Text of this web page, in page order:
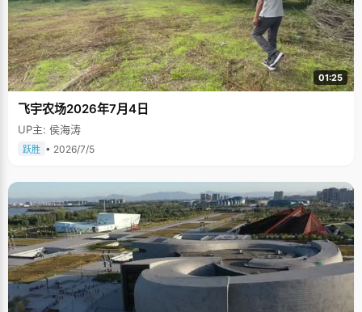
01:25
飞宇农场2026年7月4日
UP主: 侯海涛
跃胜 • 2026/7/5